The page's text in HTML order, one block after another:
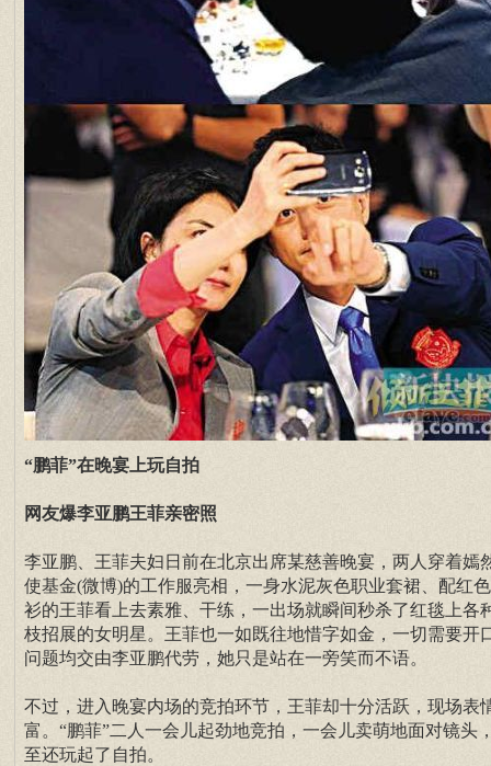
“鹏菲”在晚宴上玩自拍
网友爆李亚鹏王菲亲密照
李亚鹏、王菲夫妇日前在北京出席某慈善晚宴，两人穿着嫣
使基金(微博)的工作服亮相，一身水泥灰色职业套裙、配红
衫的王菲看上去素雅、干练，一出场就瞬间秒杀了红毯上各
枝招展的女明星。王菲也一如既往地惜字如金，一切需要开
问题均交由李亚鹏代劳，她只是站在一旁笑而不语。
不过，进入晚宴内场的竞拍环节，王菲却十分活跃，现场表
富。“鹏菲”二人一会儿起劲地竞拍，一会儿卖萌地面对镜头
至还玩起了自拍。